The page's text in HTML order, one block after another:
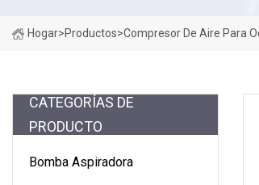
Hogar>Productos>Compresor De Aire Para
CATEGORÍAS DE
PRODUCTO
Bomba Aspiradora